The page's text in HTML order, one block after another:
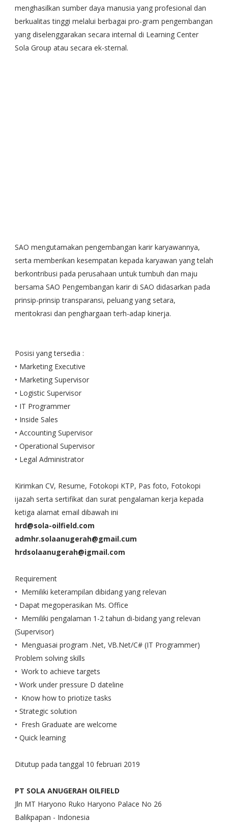
menghasilkan sumber daya manusia yang profesional dan
berkualitas tinggi melalui berbagai pro-gram pengembangan
yang diselenggarakan secara internal di Learning Center
Sola Group atau secara ek-sternal.
SAO mengutamakan pengembangan karir karyawannya,
serta memberikan kesempatan kepada karyawan yang telah
berkontribusi pada perusahaan untuk tumbuh dan maju
bersama SAO Pengembangan karir di SAO didasarkan pada
prinsip-prinsip transparansi, peluang yang setara,
meritokrasi dan penghargaan terh-adap kinerja.
Posisi yang tersedia :
• Marketing Executive
• Marketing Supervisor
• Logistic Supervisor
• IT Programmer
• Inside Sales
• Accounting Supervisor
• Operational Supervisor
• Legal Administrator
Kirimkan CV, Resume, Fotokopi KTP, Pas foto, Fotokopi
ijazah serta sertifikat dan surat pengalaman kerja kepada
ketiga alamat email dibawah ini
hrd@sola-oilfield.com
admhr.solaanugerah@gmail.cum
hrdsolaanugerah@igmail.com
Requirement
• Memiliki keterampilan dibidang yang relevan
• Dapat megoperasikan Ms. Office
• Memiliki pengalaman 1-2 tahun di-bidang yang relevan
(Supervisor)
• Menguasai program .Net, VB.Net/C# (IT Programmer)
Problem solving skills
• Work to achieve targets
• Work under pressure D dateline
• Know how to priotize tasks
• Strategic solution
• Fresh Graduate are welcome
• Quick learning
Ditutup pada tanggal 10 februari 2019
PT SOLA ANUGERAH OILFIELD
Jln MT Haryono Ruko Haryono Palace No 26
Balikpapan - Indonesia